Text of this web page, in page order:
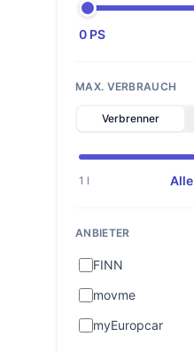
0 PS
MAX. VERBRAUCH
Verbrenner
1 l Alle
ANBIETER
FINN
movme
myEuropcar